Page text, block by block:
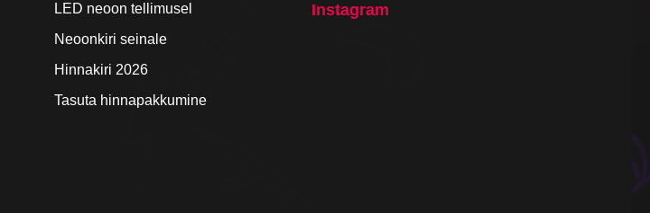
LED neoon tellimusel
Neoonkiri seinale
Hinnakiri 2026
Tasuta hinnapakkumine
Instagram